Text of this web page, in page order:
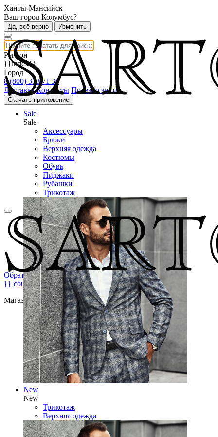
Ханты-Мансийск
Ваш город Колумбус?
Да, всё верно Изменить
Регион
{{index}}
Город
8 (800) 333 71 30
Доставка Контакты Полезно знать
Скачать приложение
Обратная связь
{{ count }}
Магазин брендовой мужской одежды
Sale
Sale
Аксессуары
Брюки
Верхняя одежда
Костюмы
Обувь
Пиджаки
Рубашки
Трикотаж
New
New
Трикотаж
Верхняя одежда